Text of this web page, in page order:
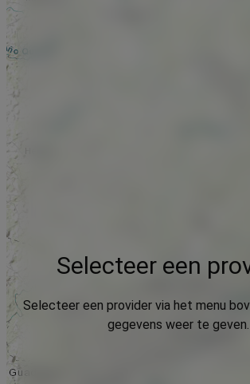
Selecteer een
Selecteer een provider via het menu
gegevens weer te geven.